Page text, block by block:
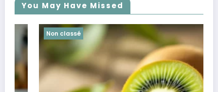
You May Have Missed
Non classé